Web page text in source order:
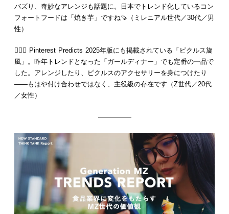
バズり、奇妙なアレンジも話題に。日本でトレンド化しているコン
フォートフードは「焼き芋」ですね🍠（ミレニアル世代／30代／男
性）
💁🏻‍♀️ Pinterest Predicts 2025年版にも掲載されている「ピクルス旋
風」。昨年トレンドとなった「ガールディナー」でも定番の一品で
した。アレンジしたり、ピクルスのアクセサリーを身につけたり
——もはや付け合わせではなく、主役級の存在です（Z世代／20代
／女性）
—————